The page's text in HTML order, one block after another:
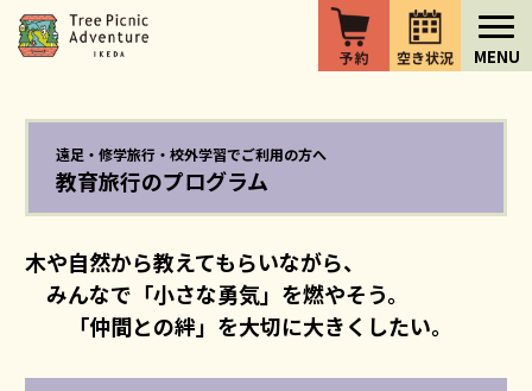
遠足・修学旅行・校外学習でご利用の方へ
教育旅行のプログラム
木や自然から教えてもらいながら、
みんなで「小さな勇気」を燃やそう。
「仲間との絆」を大切に大きくしたい。